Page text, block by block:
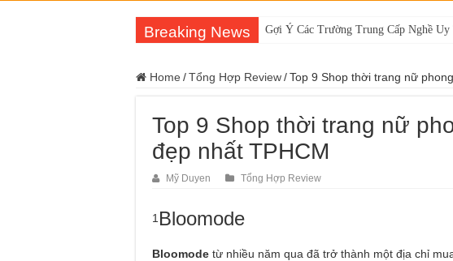
Breaking News Gợi Ý Các Trường Trung Cấp Nghề
Top 8 Xưởng Chuyên May Đồng Phục
Home /Tổng Hợp Review/Top 9 Shop thời trang nữ
Top 9 Shop thời trang nữ
đẹp nhất TPHCM
Mỹ Duyen Tổng Hợp Review
1 Bloomode
Bloomode từ nhiều năm qua đã trở thành một địa chỉ